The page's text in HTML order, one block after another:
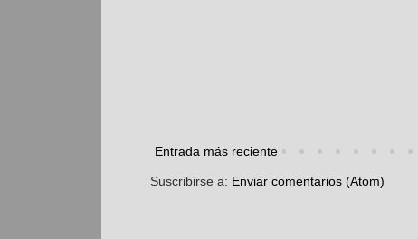
Entrada más reciente
Suscribirse a: Enviar comentarios (Atom)